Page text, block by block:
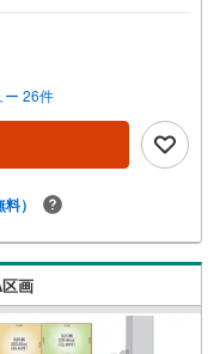
ー 26件
）
画